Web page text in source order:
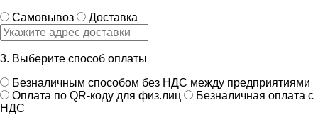
Самовывоз
Доставка
3. Выберите способ оплаты
Безналичным способом без НДС между предприятиями
Оплата по QR-коду для физ.лиц
Безналичная оплата с
НДС